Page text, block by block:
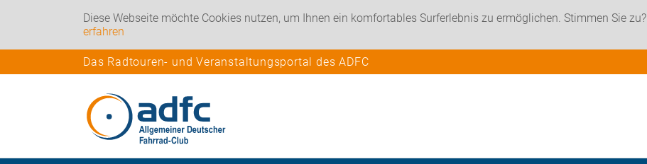
Diese Webseite möchte Cookies nutzen, um Ihnen ein komfortables Surferlebnis zu ermöglichen. Stimmen Sie zu?
erfahren
Das Radtouren- und Veranstaltungsportal des ADFC